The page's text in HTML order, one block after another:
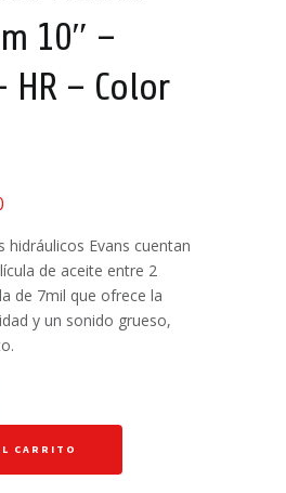
10″ –
HR – Color
actual
es:
L580.00.
hidráulicos Evans cuentan
de aceite entre 2
de 7mil que ofrece la
y un sonido grueso,
CARRITO